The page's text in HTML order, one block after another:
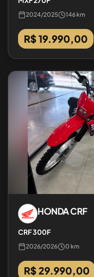
2024/2025 146 km
R$ 19.990,00
HONDACRF
CRF 300F
2026/2026 0 km
R$ 29.990,00